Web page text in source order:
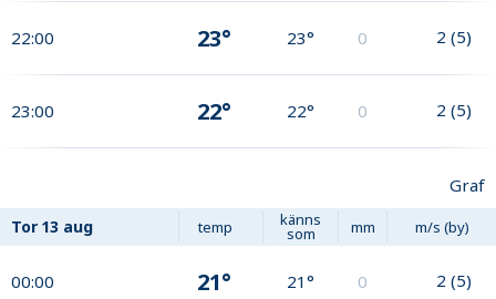
22:00 23° 23° 0 2 (5)
23:00 22° 22° 0 2 (5)
Graf
Tor 13 aug temp känns
som mm m/s (by)
00:00 21° 21° 0 2 (5)